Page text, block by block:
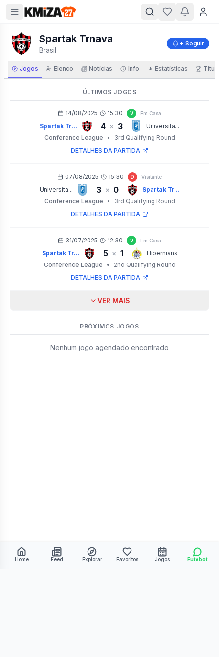
Spartak Trnava
Brasil
+ Seguir
Jogos Elenco Notícias Info Estatísticas
ÚLTIMOS JOGOS
14/08/2025 15:30 V Em Casa
Spartak Tr... 4 × 3
Universita...
Conference League
•
3rd Qualifying Round
DETALHES DA PARTIDA
07/08/2025 15:30 D Visitante
Universita... 3 × 0
Spartak Tr...
Conference League
•
3rd Qualifying Round
DETALHES DA PARTIDA
31/07/2025 12:30 V Em Casa
Spartak Tr... 5 × 1
Hibernians
Conference League
•
2nd Qualifying Round
DETALHES DA PARTIDA
VER MAIS
PRÓXIMOS JOGOS
Nenhum jogo agendado encontrado
Home Feed Explorar Favoritos Jogos Futebot